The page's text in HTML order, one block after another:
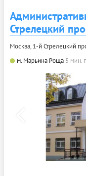
Стрелецкий
Москва, 1-й Стрелецкий
м. Марьина Роща 5 мин.